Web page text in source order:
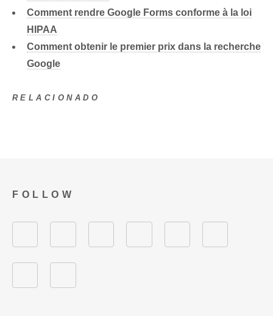
Comment rendre Google Forms conforme à la loi
HIPAA
Comment obtenir le premier prix dans la recherche
Google
RELACIONADO
FOLLOW